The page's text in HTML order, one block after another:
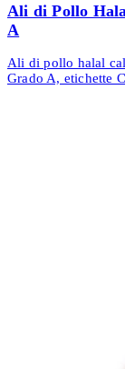
Ali di Pollo
A
Ali di pollo halal
Grado A, etichette